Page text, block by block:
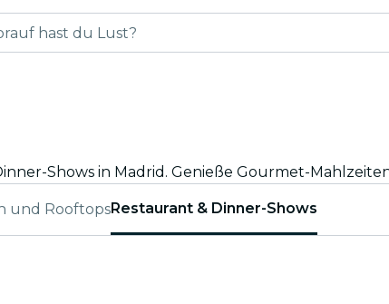
und RooftopsRestaurant & Dinner-Shows